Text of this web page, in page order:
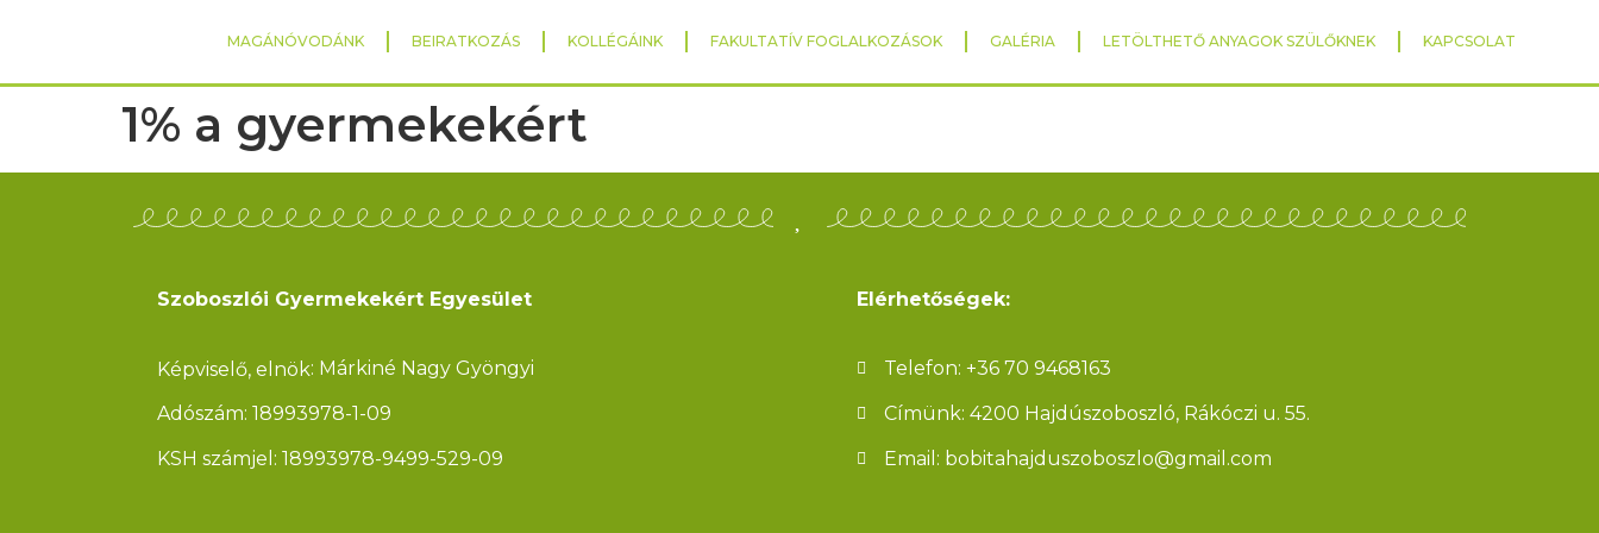
MAGÁNÓVODÁNK BEIRATKOZÁS KOLLÉGÁINK FAKULTATÍV FOGLALKOZÁSOK GALÉRIA LETÖLTHETŐ ANYAGOK SZÜLŐKNEK KAPCSOLAT
1% a gyermekekért
Szoboszlói Gyermekekért Egyesület
Képviselő, elnök: Márkiné Nagy Gyöngyi
Adószám: 18993978-1-09
KSH számjel: 18993978-9499-529-09
Elérhetőségek:
Telefon: +36 70 9468163
Címünk: 4200 Hajdúszoboszló, Rákóczi u. 55.
Email: bobitahajduszoboszlo@gmail.com